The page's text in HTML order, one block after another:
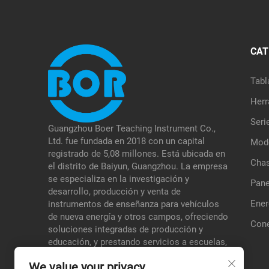
Guangzhou Boer Teaching Instrument Co.,
Ltd. fue fundada en 2018 con un capital
registrado de 5,08 millones. Está ubicada en
el distrito de Baiyun, Guangzhou. La empresa
se especializa en la investigación y
desarrollo, producción y venta de
instrumentos de enseñanza para vehículos
de nueva energía y otros campos, ofreciendo
soluciones integradas de producción y
educación, y prestando servicios a escuelas,